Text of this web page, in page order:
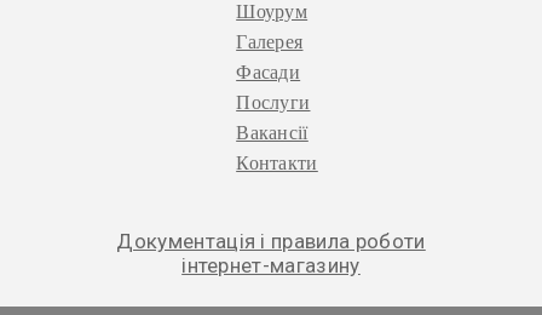
Шоурум
Галерея
Фасади
Послуги
Вакансії
Контакти
Документація і правила роботи
інтернет-магазину